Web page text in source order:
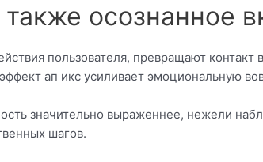
осознанное
пользователя, превращают
ап икс усиливает эмоциональную
значительно выраженнее, нежели
шагов.